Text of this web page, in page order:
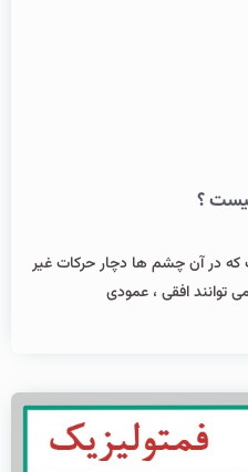
؟
در آن چشم ‌ها دچار حرکات غیر
‌توانند افقی ، عمودی